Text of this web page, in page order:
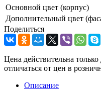
Основной цвет (корпус)
Дополнительный цвет
Поделиться
Цена действительна
отличаться от цен в
Описание